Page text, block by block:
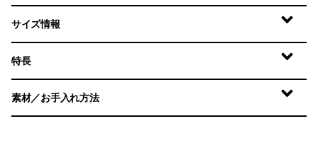
サイズ情報
特長
素材／お手入れ方法